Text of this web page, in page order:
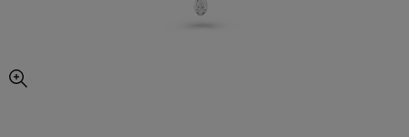
imagen agrandada